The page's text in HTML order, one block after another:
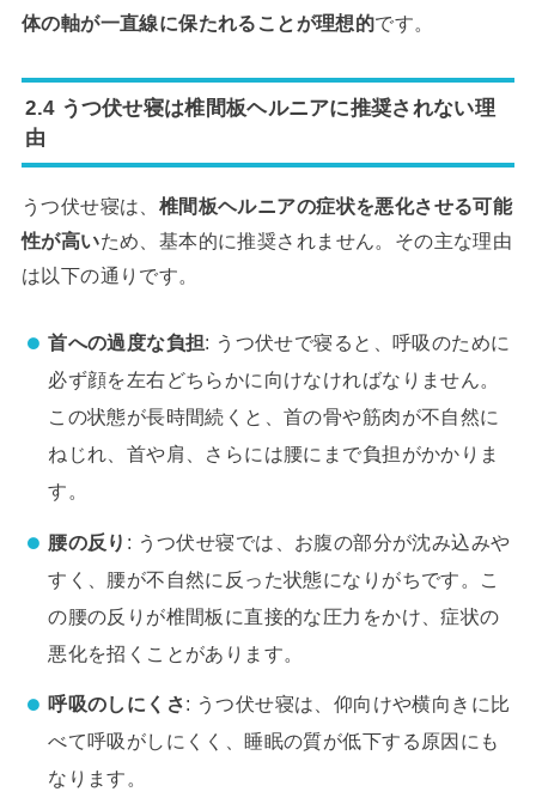
体の軸が一直線に保たれることが理想的です。
2.4 うつ伏せ寝は椎間板ヘルニアに推奨されない理
由
うつ伏せ寝は、 椎間板ヘルニアの症状を悪化させる可能
性が高いため、基本的に推奨されません。その主な理由
は以下の通りです。
首への過度な負担: うつ伏せで寝ると、呼吸のために
必ず顔を左右どちらかに向けなければなりません。
この状態が長時間続くと、首の骨や筋肉が不自然に
ねじれ、首や肩、さらには腰にまで負担がかかりま
す。
腰の反り : うつ伏せ寝では、お腹の部分が沈み込みや
すく、腰が不自然に反った状態になりがちです。こ
の腰の反りが椎間板に直接的な圧力をかけ、症状の
悪化を招くことがあります。
呼吸のしにくさ: うつ伏せ寝は、仰向けや横向きに比
べて呼吸がしにくく、睡眠の質が低下する原因にも
なります。